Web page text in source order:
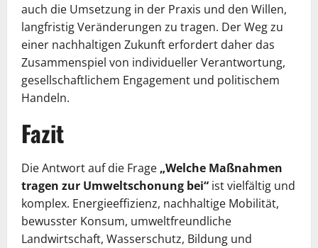
auch die Umsetzung in der Praxis und den Willen,
langfristig Veränderungen zu tragen. Der Weg zu
einer nachhaltigen Zukunft erfordert daher das
Zusammenspiel von individueller Verantwortung,
gesellschaftlichem Engagement und politischem
Handeln.
Fazit
Die Antwort auf die Frage „Welche Maßnahmen
tragen zur Umweltschonung bei“ ist vielfältig und
komplex. Energieeffizienz, nachhaltige Mobilität,
bewusster Konsum, umweltfreundliche
Landwirtschaft, Wasserschutz, Bildung und